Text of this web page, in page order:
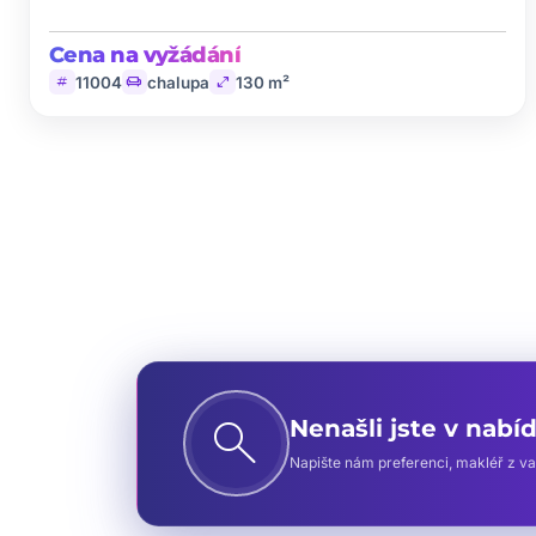
Cena na vyžádání
tag 11004 chair chalupa open_in_full 130 m²
search Nenašli jste v
Napište nám preferenci, makléř z